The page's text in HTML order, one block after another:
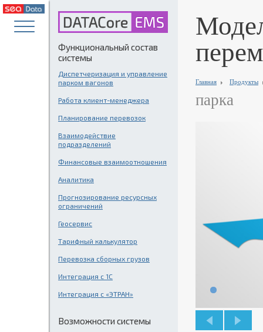
Функциональный состав
системы
Диспетчеризация и управление
парком вагонов
Работа клиент-менеджера
Планирование перевозок
Взаимодействие
подразделений
Финансовые взаимоотношения
Аналитика
Прогнозирование ресурсных
ограничений
Геосервис
Тарифный калькулятор
Перевозка сборных грузов
Интеграция с 1С
Интеграция с «ЭТРАН»
Возможности системы
Главная Продукты
парка